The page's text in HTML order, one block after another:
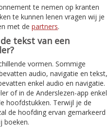
te nemen op kranten
te kunnen lenen vragen wij je
met de partners.
tekst van een
vormen. Sommige
audio, navigatie en tekst,
enkel audio en navigatie.
of in de Anderslezen-app enkel
hoofdstukken. Terwijl je de
de hoofding ervan gemarkeerd
boeken.